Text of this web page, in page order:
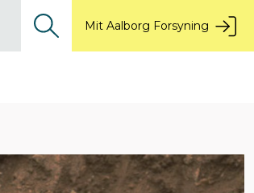
Mit Aalborg Forsyning